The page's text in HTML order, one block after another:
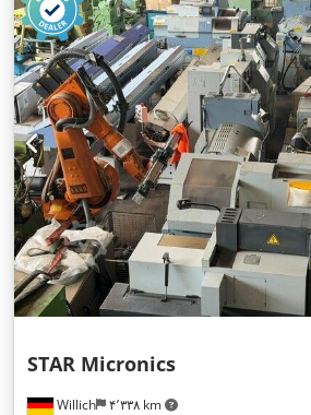
Willich ۴٬۳۳۸ km
STAR Micronics